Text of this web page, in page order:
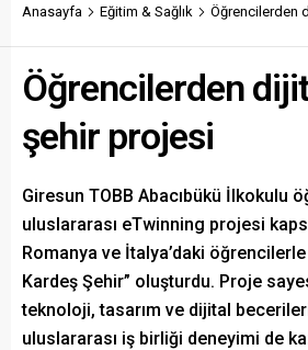
savundu.
Anasayfa Eğitim & Sağlık Öğrencilerden
Öğrencilerden
şehir projesi
Giresun TOBB Abacıbükü İlkokulu
uluslararası eTwinning projesi
Romanya ve İtalya’daki
Kardeş Şehir” oluşturdu. Proje
teknoloji, tasarım ve dijital
uluslararası iş birliği deneyimi de